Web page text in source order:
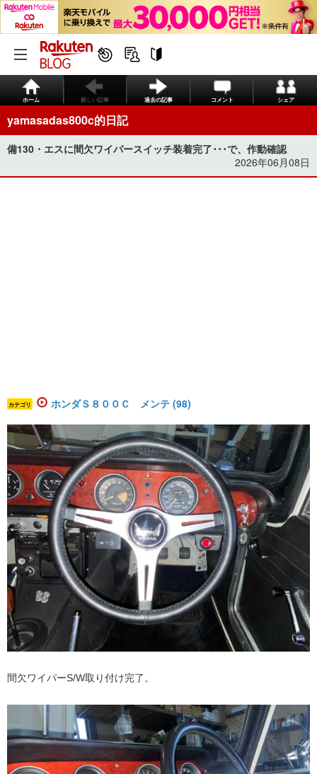
ホーム 新しい記事 過去の記事 コメント シェア
yamasadas800c的日記
備130・エスに間欠ワイパースイッチ装着完了･･･で、作動確認
2026年06月08日
カテゴリ ホンダＳ８００Ｃ メンテ (98)
間欠ワイパーS/W取り付け完了。